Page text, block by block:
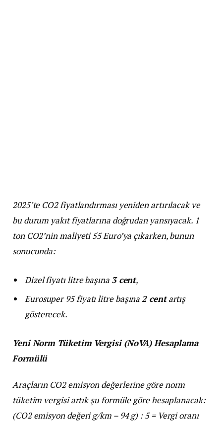
2025’te CO2 fiyatlandırması yeniden artırılacak ve
bu durum yakıt fiyatlarına doğrudan yansıyacak. 1
ton CO2’nin maliyeti 55 Euro’ya çıkarken, bunun
sonucunda:
Dizel fiyatı litre başına 3 cent,
Eurosuper 95 fiyatı litre başına2 centartış
gösterecek.
Yeni Norm Tüketim Vergisi (NoVA) Hesaplama
Formülü
Araçların CO2 emisyon değerlerine göre norm
tüketim vergisi artık şu formüle göre hesaplanacak:
(CO2 emisyon değeri g/km – 94 g) : 5 = Vergi oranı